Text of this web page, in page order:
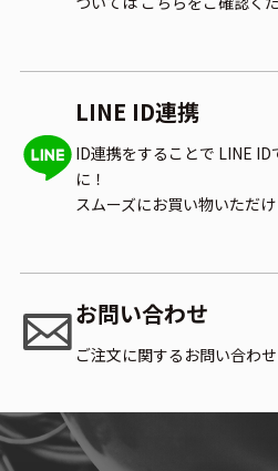
LINE ID連携
ID連携をすることで LINE ID
に！
スムーズにお買い物いただけ
お問い合わせ
ご注文に関するお問い合わせ